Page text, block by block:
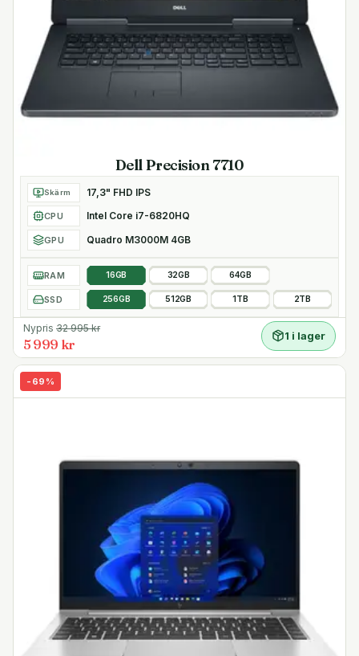
Dell Precision 7710
Skärm 17,3" FHD IPS
CPU Intel Core i7-6820HQ
GPU Quadro M3000M 4GB
RAM 16GB 32GB 64GB
SSD 256GB 512GB 1TB 2TB
Nypris 32 995kr
5 999 kr
1 i lager
- 69 %